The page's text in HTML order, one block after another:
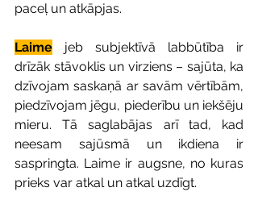
paceļ un atkāpjas.
Laime jeb subjektīvā labbūtība ir
drīzāk stāvoklis un virziens – sajūta, ka
dzīvojam saskaņā ar savām vērtībām,
piedzīvojam jēgu, piederību un iekšēju
mieru. Tā saglabājas arī tad, kad
neesam sajūsmā un ikdiena ir
saspringta. Laime ir augsne, no kuras
prieks var atkal un atkal uzdīgt.